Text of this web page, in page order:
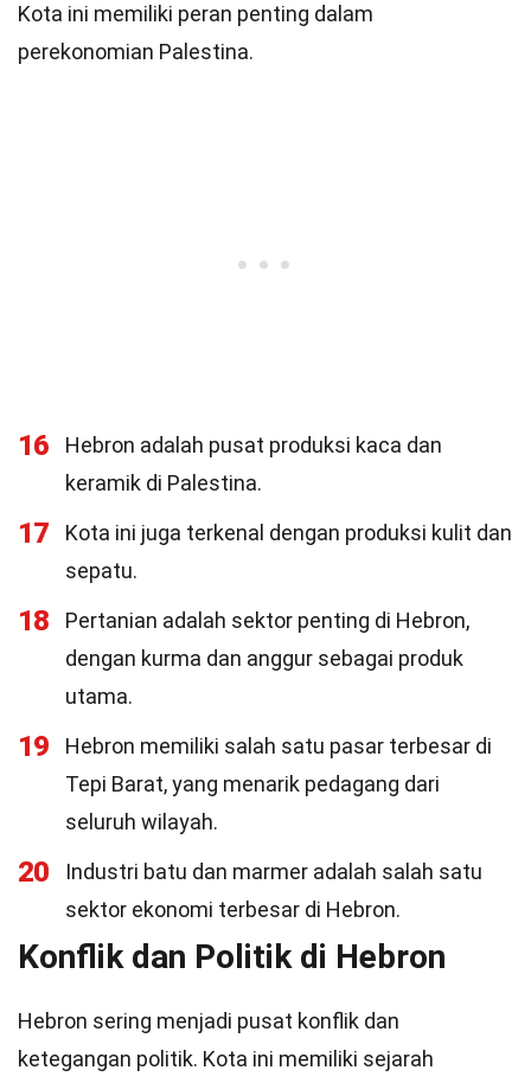
Kota ini memiliki peran penting dalam
perekonomian Palestina.
16
Hebron adalah pusat produksi kaca dan
keramik di Palestina.
17
Kota ini juga terkenal dengan produksi kulit dan
sepatu.
18
Pertanian adalah sektor penting di Hebron,
dengan kurma dan anggur sebagai produk
utama.
19
Hebron memiliki salah satu pasar terbesar di
Tepi Barat, yang menarik pedagang dari
seluruh wilayah.
20
Industri batu dan marmer adalah salah satu
sektor ekonomi terbesar di Hebron.
Konflik dan Politik di Hebron
Hebron sering menjadi pusat konflik dan
ketegangan politik. Kota ini memiliki sejarah